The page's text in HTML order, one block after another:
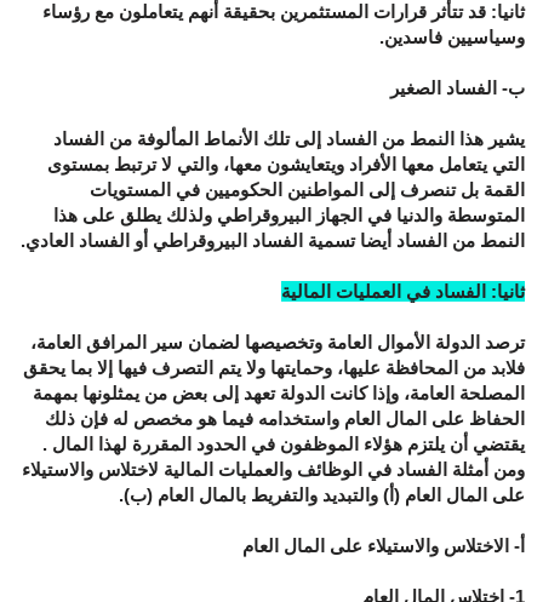
ثانيا: قد تتأثر قرارات المستثمرين بحقيقة أنهم يتعاملون مع رؤساء
وسياسيين فاسدين.
ب- الفساد الصغير
يشير هذا النمط من الفساد إلى تلك الأنماط المألوفة من الفساد
التي يتعامل معها الأفراد ويتعايشون معها، والتي لا ترتبط بمستوى
القمة بل تنصرف إلى المواطنين الحكوميين في المستويات
المتوسطة والدنيا في الجهاز البيروقراطي ولذلك يطلق على هذا
النمط من الفساد أيضا تسمية الفساد البيروقراطي أو الفساد العادي.
ثانيا: الفساد في العمليات المالية
ترصد الدولة الأموال العامة وتخصيصها لضمان سير المرافق العامة،
فلابد من المحافظة عليها، وحمايتها ولا يتم التصرف فيها إلا بما يحقق
المصلحة العامة، وإذا كانت الدولة تعهد إلى بعض من يمثلونها بمهمة
الحفاظ على المال العام واستخدامه فيما هو مخصص له فإن ذلك
يقتضي أن يلتزم هؤلاء الموظفون في الحدود المقررة لهذا المال .
ومن أمثلة الفساد في الوظائف والعمليات المالية لاختلاس والاستيلاء
على المال العام (أ) والتبديد والتفريط بالمال العام (ب).
أ- الاختلاس والاستيلاء على المال العام
1- اختلاس المال العام